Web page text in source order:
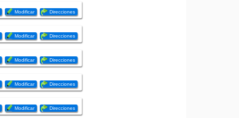
Modificar Direcciones
Modificar Direcciones
Modificar Direcciones
Modificar Direcciones
Modificar Direcciones